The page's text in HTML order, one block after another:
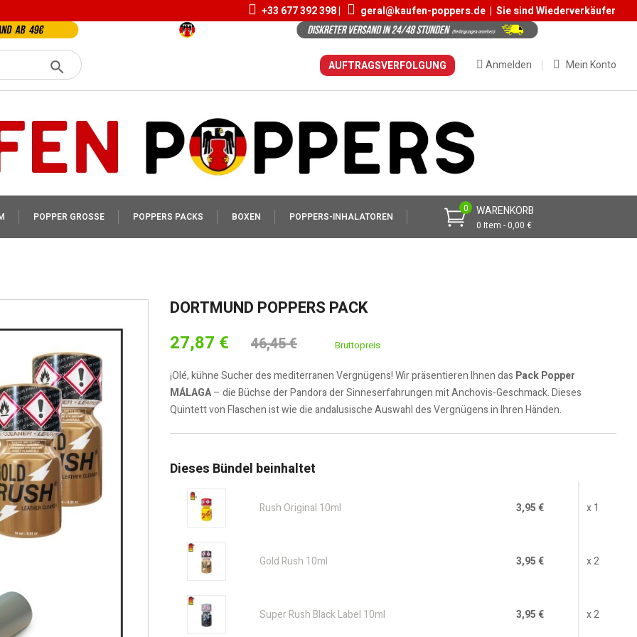
+33 677 392 398 | geral@kaufen-poppers.de | Sie sind Wiederverkäufer
Mein Konto
Anmelden
AUFTRAGSVERFOLGUNG
WARENKORB
0 Item - 0,00 €
0
POPPER GROSSE POPPERS PACKS BOXEN POPPERS-INHALATOREN
DORTMUND POPPERS PACK
27,87 € 46,45 € Bruttopreis
¡Olé, kühne Sucher des mediterranen Vergnügens! Wir präsentieren Ihnen das Pack Popper
MÁLAGA– die Büchse der Pandora der Sinneserfahrungen mit Anchovis-Geschmack. Dieses
Quintett von Flaschen ist wie die andalusische Auswahl des Vergnügens in Ihren Händen.
Dieses Bündel beinhaltet
Rush Original 10ml 3,95 € x 1
Gold Rush 10ml 3,95 € x 2
Super Rush Black Label 10ml 3,95 € x 2